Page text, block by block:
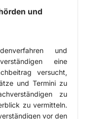
und
und
eine
versucht,
und Termini zu
zu
zu vermitteln.
vor den